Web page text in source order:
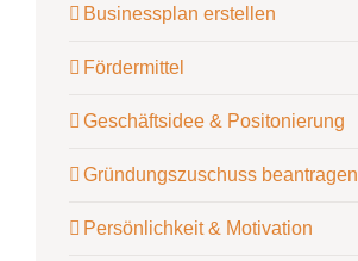
Businessplan erstellen
Fördermittel
Geschäftsidee & Positonierung
Gründungszuschuss beantragen
Persönlichkeit & Motivation